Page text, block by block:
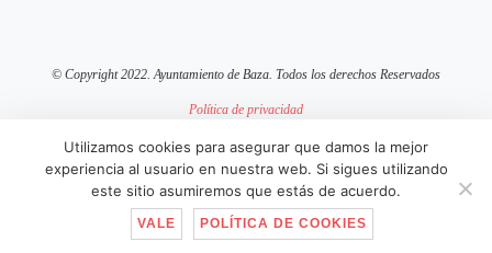
© Copyright 2022. Ayuntamiento de Baza. Todos los derechos Reservados
Política de privacidad
Política de cookies
sitio web mantenido porpixelcero.com
IR ARRIBA
Utilizamos cookies para asegurar que damos la mejor
experiencia al usuario en nuestra web. Si sigues utilizando
este sitio asumiremos que estás de acuerdo.
VALE POLÍTICA DE COOKIES